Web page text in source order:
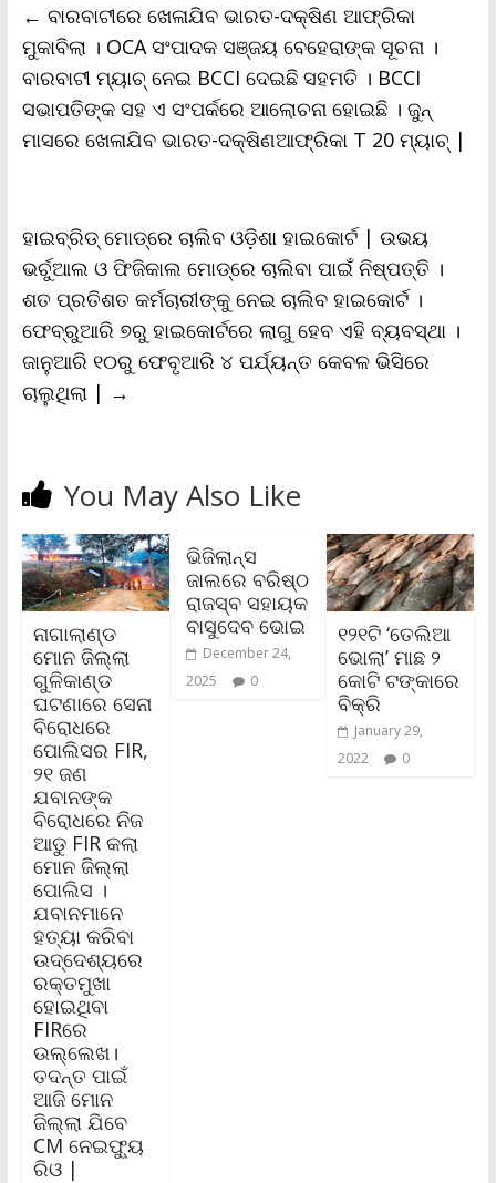
o
o
k
e
r
A
p
p
i
n
k
F
r
i
e
n
d
l
← ବାରବାଟୀରେ ଖେଳାଯିବ ଭାରତ-ଦକ୍ଷିଣ ଆଫ୍ରିକା
ମୁକାବିଲା । OCA ସଂପାଦକ ସଞ୍ଜୟ ବେହେରାଙ୍କ ସୂଚନା ।
ବାରବାଟୀ ମ୍ୟାଚ୍‌ ନେଇ BCCI ଦେଇଛି ସହମତି । BCCI
ସଭାପତିଙ୍କ ସହ ଏ ସଂପର୍କରେ ଆଲୋଚନା ହୋଇଛି । ଜୁନ୍‌
ମାସରେ ଖେଳାଯିବ ଭାରତ-ଦକ୍ଷିଣଆଫ୍ରିକା T 20 ମ୍ୟାଚ୍‌ |
ହାଇବ୍ରିଡ୍ ମୋଡ୍‌ରେ ଚାଲିବ ଓଡ଼ିଶା ହାଇକୋର୍ଟ | ଉଭୟ
ଭର୍ଚୁଆଲ ଓ ଫିଜିକାଲ ମୋଡ୍‌ରେ ଚାଲିବା ପାଇଁ ନିଷ୍ପତ୍ତି ।
ଶତ ପ୍ରତିଶତ କର୍ମଚାରୀଙ୍କୁ ନେଇ ଚାଲିବ ହାଇକୋର୍ଟ ।
ଫେବ୍ରୁଆରି ୭ରୁ ହାଇକୋର୍ଟରେ ଲାଗୁ ହେବ ଏହି ବ୍ୟବସ୍ଥା ।
ଜାନୁଆରି ୧୦ରୁ ଫେବୃଆରି ୪ ପର୍ଯ୍ୟନ୍ତ କେବଳ ଭିସିରେ
ଚାଲୁଥିଲା | →
You May Also Like
ନାଗାଲାଣ୍ଡ
ମୋନ ଜିଲ୍ଲା
ଗୁଳିକାଣ୍ଡ
ଘଟଣାରେ ସେନା
ବିରୋଧରେ
ପୋଲିସର FIR,
୨୧ ଜଣ
ଯବାନଙ୍କ
ବିରୋଧରେ ନିଜ
ଆଡୁ FIR କଲା
ମୋନ ଜିଲ୍ଲା
ପୋଲିସ ।
ଯବାନମାନେ
ହତ୍ୟା କରିବା
ଉଦ୍ଦେଶ୍ୟରେ
ରକ୍ତମୁଖା
ହୋଇଥିବା
FIRରେ
ଉଲ୍ଲେଖ।
ତଦନ୍ତ ପାଇଁ
ଆଜି ମୋନ
ଜିଲ୍ଲା ଯିବେ
CM ନେଇଫ୍ୟୁ
ରିଓ |
ଭିଜିଲାନ୍ସ
ଜାଲରେ ବରିଷ୍ଠ
ରାଜସ୍ବ ସହାୟକ
ବାସୁଦେବ ଭୋଇ
December 24,
2025
0
୧୨୧ଟି ‘ତେଲିଆ
ଭୋଲା’ ମାଛ ୨
କୋଟି ଟଙ୍କାରେ
ବିକ୍ରି
January 29,
2022
0